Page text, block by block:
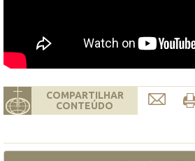
COMPARTILHAR
CONTEÚDO